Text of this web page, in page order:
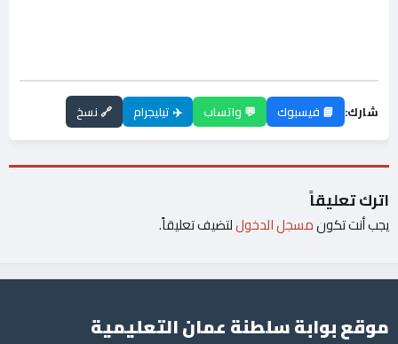
شارك: 📘 فيسبوك 💬 واتساب ✈️ تيليجرام 🔗 نسخ
اترك تعليقاً
يجب أنت تكونمسجل الدخوللتضيف تعليقاً.
موقع بوابة سلطنة عمان التعليمية